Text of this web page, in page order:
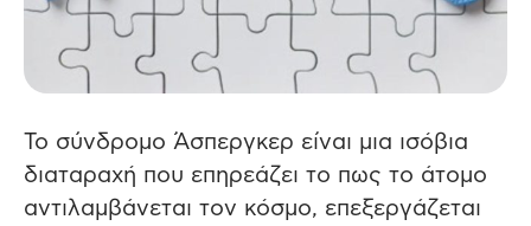
Το σύνδρομο Άσπεργκερ είναι μια ισόβια
διαταραχή που επηρεάζει το πως το άτομο
αντιλαμβάνεται τον κόσμο, επεξεργάζεται